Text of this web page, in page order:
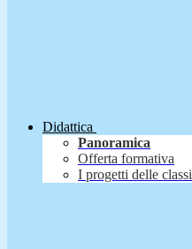
Didattica
Panoramica
Offerta formativa
I progetti delle classi